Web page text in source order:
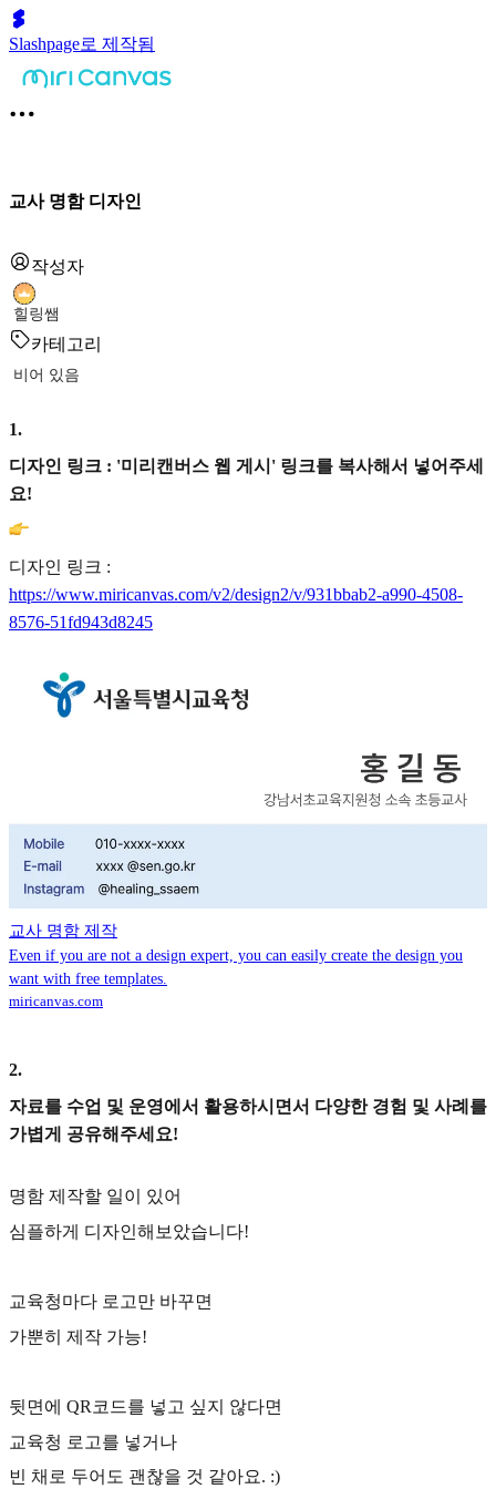
Slashpage로 제작됨
교사 명함 디자인
작성자
힐링쌤
카테고리
비어 있음
1.
디자인 링크 : '미리캔버스 웹 게시' 링크를 복사해서 넣어주세
요!
디자인 링크 :
https://www.miricanvas.com/v2/design2/v/931bbab2-a990-4508-
8576-51fd943d8245
교사 명함 제작
Even if you are not a design expert, you can easily create the design you
want with free templates.
miricanvas.com
2.
자료를 수업 및 운영에서 활용하시면서 다양한 경험 및 사례를
가볍게 공유해주세요!
명함 제작할 일이 있어
심플하게 디자인해보았습니다!
교육청마다 로고만 바꾸면
가뿐히 제작 가능!
뒷면에 QR코드를 넣고 싶지 않다면
교육청 로고를 넣거나
빈 채로 두어도 괜찮을 것 같아요. :)